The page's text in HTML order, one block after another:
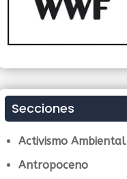
Secciones
Activismo Ambiental
Antropoceno